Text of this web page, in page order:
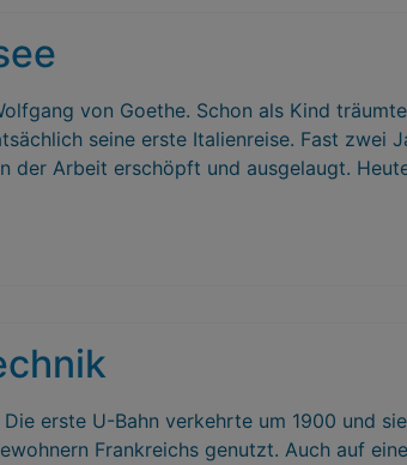
von Goethe. Schon als Kind
seine erste Italienreise. Fast zwei
der Arbeit erschöpft und ausgelaugt.
erste U-Bahn verkehrte um 1900 und
Frankreichs genutzt. Auch auf